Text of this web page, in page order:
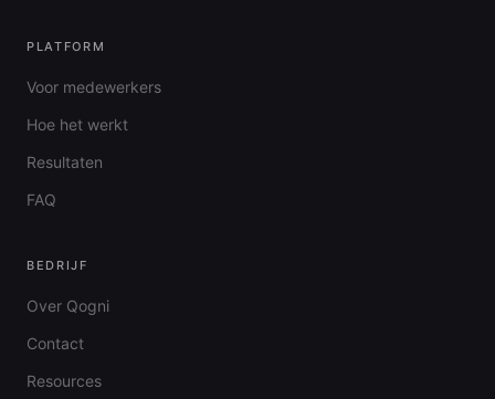
PLATFORM
Voor medewerkers
Hoe het werkt
Resultaten
FAQ
BEDRIJF
Over Qogni
Contact
Resources